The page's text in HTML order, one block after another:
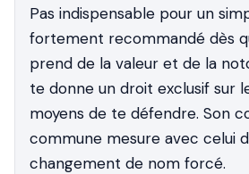
Pas indispensable pour un
fortement recommandé dès
prend de la valeur et de la
te donne un droit exclusif sur
moyens de te défendre. Son
commune mesure avec celui
changement de nom forcé.